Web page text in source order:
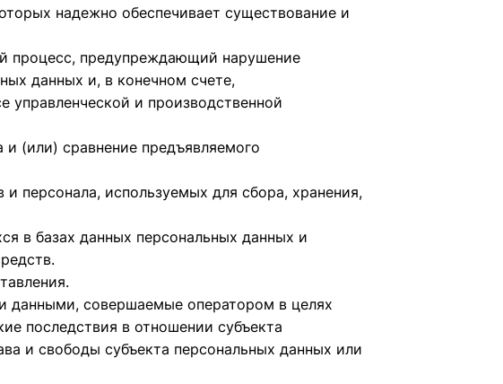
надежно обеспечивает существование и
процесс, предупреждающий нарушение
данных и, в конечном счете,
и производственной
(или) сравнение предъявляемого
персонала, используемых для сбора, хранения,
в базах данных персональных данных и
данными, совершаемые оператором в целях
последствия в отношении субъекта
и свободы субъекта персональных данных или